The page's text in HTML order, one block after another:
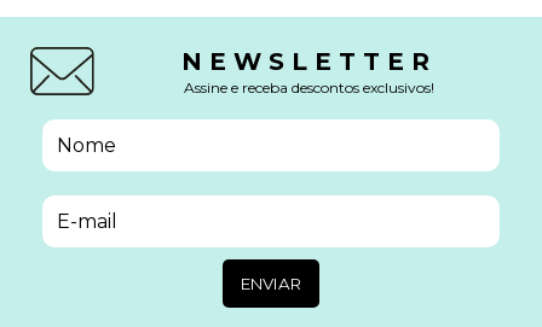
NEWSLETTER
Assine e receba descontos exclusivos!